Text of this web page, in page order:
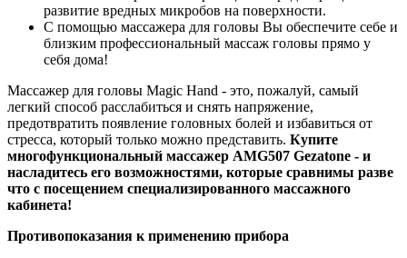
развитие вредных микробов на поверхности.
С помощью массажера для головы Вы обеспечите себе и
близким профессиональный массаж головы прямо у
себя дома!
Массажер для головы Magic Hand - это, пожалуй, самый
легкий способ расслабиться и снять напряжение,
предотвратить появление головных болей и избавиться от
стресса, который только можно представить. Купите
многофункциональный массажер AMG507 Gezatone - и
насладитесь его возможностями, которые сравнимы разве
что с посещением специализированного массажного
кабинета!
Противопоказания к применению прибора